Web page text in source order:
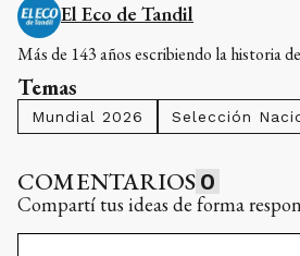
El Eco de Tandil
Más de 143 años escribiendo la historia
Temas
Mundial 2026 Selección
COMENTARIOS 0
Compartí tus ideas de forma